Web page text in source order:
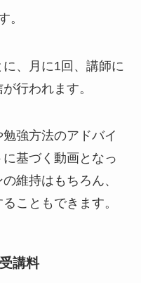
。
、月に1回、講師に
行われます。
強方法のアドバイ
基づく動画となっ
維持はもちろん、
こともできます。
講料